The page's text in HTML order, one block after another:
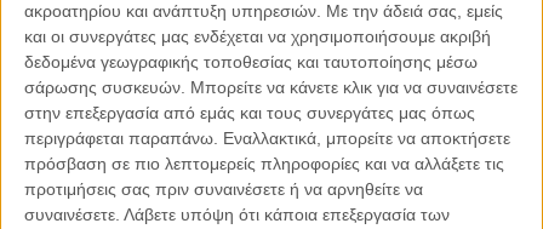
ακροατηρίου και ανάπτυξη υπηρεσιών. Με την άδειά σας, εμείς
και οι συνεργάτες μας ενδέχεται να χρησιμοποιήσουμε ακριβή
δεδομένα γεωγραφικής τοποθεσίας και ταυτοποίησης μέσω
σάρωσης συσκευών. Μπορείτε να κάνετε κλικ για να συναινέσετε
στην επεξεργασία από εμάς και τους συνεργάτες μας όπως
περιγράφεται παραπάνω. Εναλλακτικά, μπορείτε να αποκτήσετε
πρόσβαση σε πιο λεπτομερείς πληροφορίες και να αλλάξετε τις
προτιμήσεις σας πριν συναινέσετε ή να αρνηθείτε να
συναινέσετε. Λάβετε υπόψη ότι κάποια επεξεργασία των
Πιο σπάνια, εκτός των παραπάνω διαταραχών, ο ασθενής
μπορεί να έχει διπλωπία, πτώση βλεφάρου και αλλαγές στο
μέγεθος της κόρης των ματιών.
Η διάγνωση
Συχνά, με την πάροδο του χρόνου, τα επεισόδια της
κεφαλαλγίας μπορεί να αραιώνουν, να γίνονται πιο ήπια ή
και να σταματούν, ενώ η φάση της αύρας (των οπτικών
διαταραχών) παραμένει και μπορεί να αποτελεί τη μόνη